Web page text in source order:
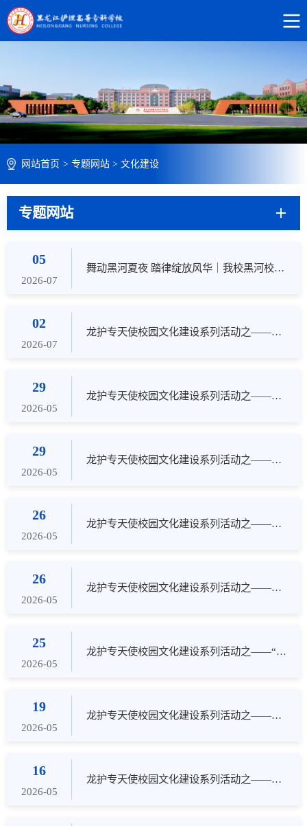
网站首页 > 专题网站 > 文化建设
专题网站
05
2026-07
舞动黑河夏夜 踏律绽放风华｜我校黑河校区学子亮相黑河狂舞大赛黑河夏夜流光溢彩 舞步奏响北疆青春韵律
02
2026-07
龙护专天使校园文化建设系列活动之——​我校康复医学系开展校园文化红色育人主题系列活动
29
2026-05
龙护专天使校园文化建设系列活动之——​讲述“龙护专故事”主题演讲活动圆满落幕
29
2026-05
龙护专天使校园文化建设系列活动之——禁毒宣讲进校园 青春护航不“毒”行
26
2026-05
龙护专天使校园文化建设系列活动之——基础医学部第二届“科学用药，健康生活”药理学创意手抄报大赛圆满收官
26
2026-05
龙护专天使校园文化建设系列活动之——我校顺利开展5·25全国大学生心理健康日系列活动
25
2026-05
龙护专天使校园文化建设系列活动之——“书香润心·剧暖芳华”心理情景剧比赛
19
2026-05
龙护专天使校园文化建设系列活动之——我校护理系与思政教育基地开展传统文化共建暨职教活动周系列活动
16
2026-05
龙护专天使校园文化建设系列活动之——​我校口腔医学系“艺齿生花”牙体形态描绘比赛圆满收官